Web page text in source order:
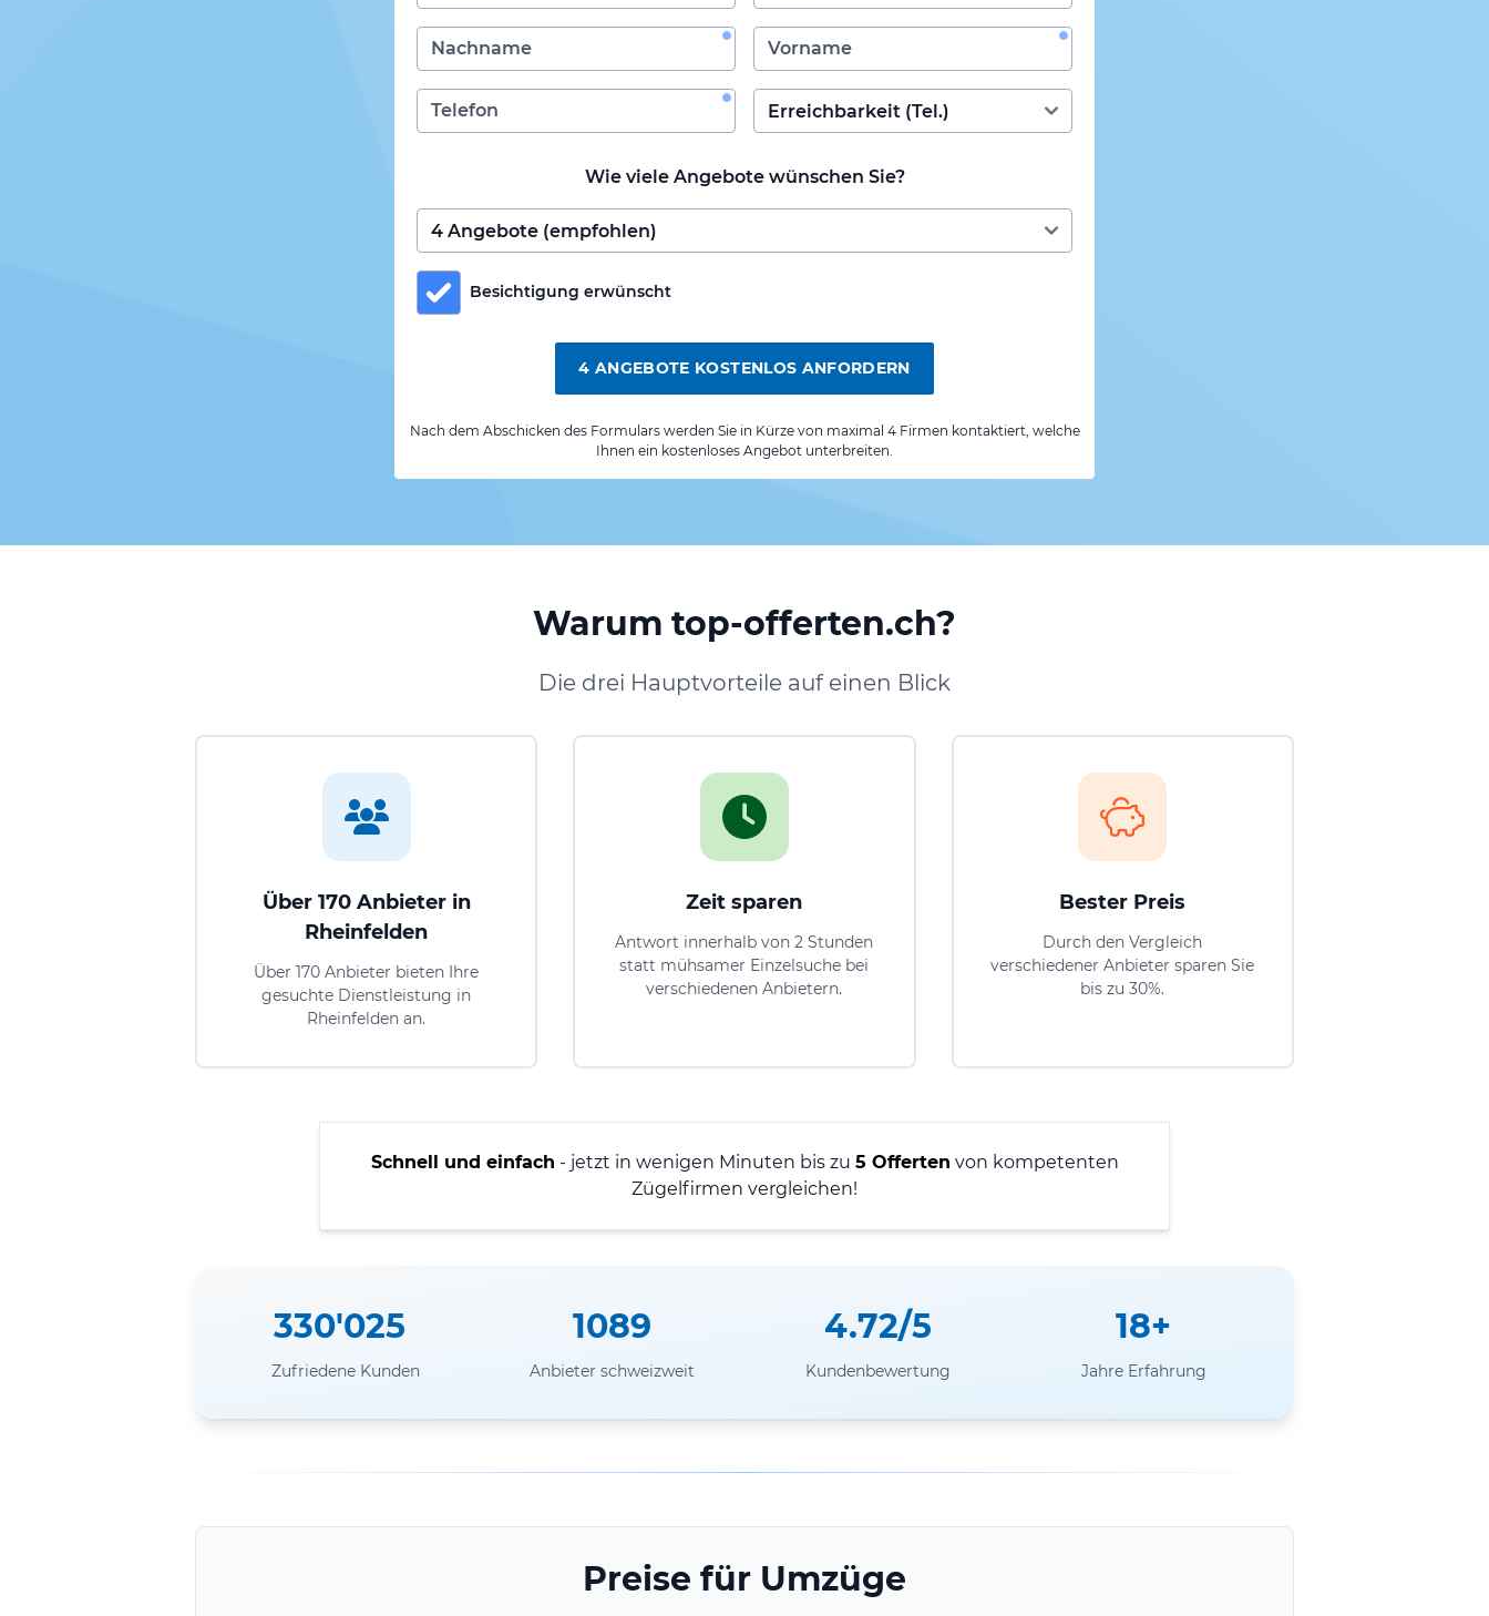
Wie viele Angebote wünschen Sie?
Besichtigung erwünscht
4 ANGEBOTE KOSTENLOS ANFORDERN
Nach dem Abschicken des Formulars werden Sie in Kürze von maximal 4 Firmen kontaktiert, welche
Ihnen ein kostenloses Angebot unterbreiten.
Warum top-offerten.ch?
Die drei Hauptvorteile auf einen Blick
Über 170 Anbieter in
Rheinfelden
Über 170 Anbieter bieten Ihre
gesuchte Dienstleistung in
Rheinfelden an.
Zeit sparen
Antwort innerhalb von 2 Stunden
statt mühsamer Einzelsuche bei
verschiedenen Anbietern.
Bester Preis
Durch den Vergleich
verschiedener Anbieter sparen Sie
bis zu 30%.
Schnell und einfach - jetzt in wenigen Minuten bis zu 5 Offerten von kompetenten
Zügelfirmen vergleichen!
330'025
Zufriedene Kunden
1089
Anbieter schweizweit
4.72/5
Kundenbewertung
18+
Jahre Erfahrung
Preise für Umzüge